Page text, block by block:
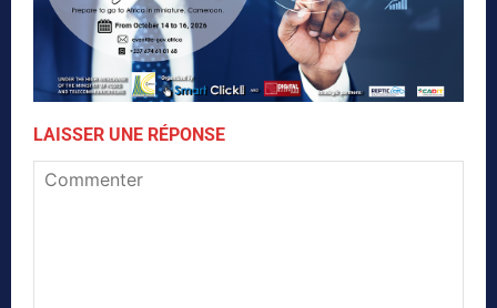
LAISSER UNE RÉPONSE